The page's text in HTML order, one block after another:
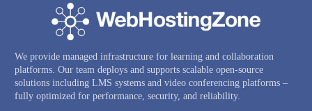
We provide managed infrastructure for learning and collaboration
platforms. Our team deploys and supports scalable open-source
solutions including LMS systems and video conferencing platforms –
fully optimized for performance, security, and reliability.